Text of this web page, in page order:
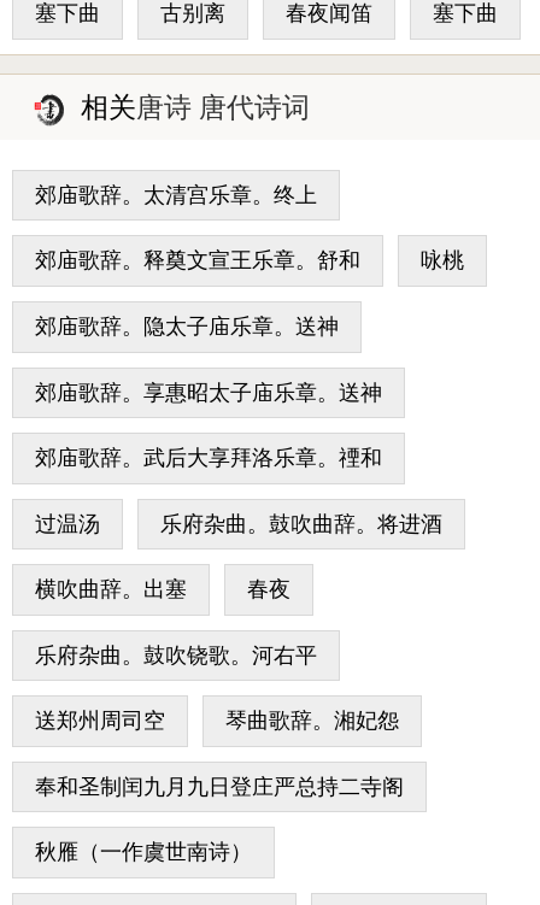
塞下曲 古别离 春夜闻笛 塞下曲
相关唐诗 唐代诗词
郊庙歌辞。太清宫乐章。终上
郊庙歌辞。释奠文宣王乐章。舒和 咏桃
郊庙歌辞。隐太子庙乐章。送神
郊庙歌辞。享惠昭太子庙乐章。送神
郊庙歌辞。武后大享拜洛乐章。禋和
过温汤 乐府杂曲。鼓吹曲辞。将进酒
横吹曲辞。出塞 春夜
乐府杂曲。鼓吹铙歌。河右平
送郑州周司空 琴曲歌辞。湘妃怨
奉和圣制闰九月九日登庄严总持二寺阁
秋雁（一作虞世南诗）